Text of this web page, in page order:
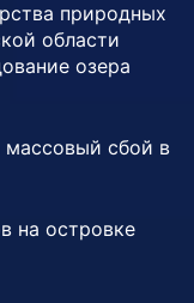
природных
области
озера
массовый сбой в
на островке